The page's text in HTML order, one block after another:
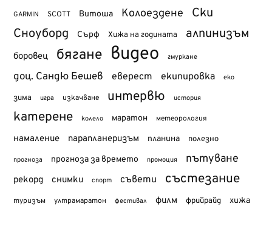
GARMIN SCOTT Витоша Колоездене Ски
Сноуборд Сърф Хижа на годината алпинизъм
боровец бягане видео гмуркане
доц. Сандю Бешев еверест екипировка еко
зима игра изкачване интервю история
катерене колело маратон метеорология
намаление парапланеризъм планина полезно
прогноза прогноза за времето промоция пътуване
рекорд снимки спорт съвети състезание
туризъм ултрамаратон фестивал филм фрийрайд хижа